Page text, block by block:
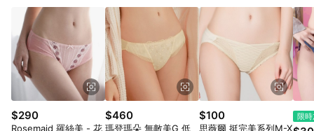
3. 訂單回饋金額將扣除運費/購物金/超贈點/福利金/紅利折抵/折
價券等虛擬貨幣折抵 4. 大宗採購或批發轉賣不具回饋資格： 如
有相關事證認定您為大宗採購、批發轉賣而非最終消費使用者，
相關認定以Yahoo購物中心之認定為準
$290
Rosemaid 羅絲美 - 花
$460
瑪登瑪朵 無敵美G 低
$100
思薇爾 挺完美系列M-X
限